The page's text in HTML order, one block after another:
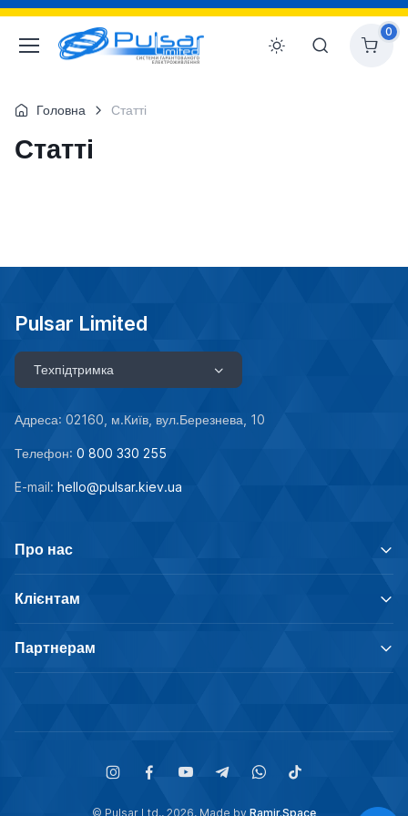
0
Головна Статті
Статті
Pulsar Limited
Техпідтримка
Адреса: 02160, м.Київ, вул.Березнева, 10
Телефон: 0 800 330 255
E-mail: hello@pulsar.kiev.ua
Про нас
Клієнтам
Партнерам
© Pulsar Ltd., 2026. Made by Ramir.Space